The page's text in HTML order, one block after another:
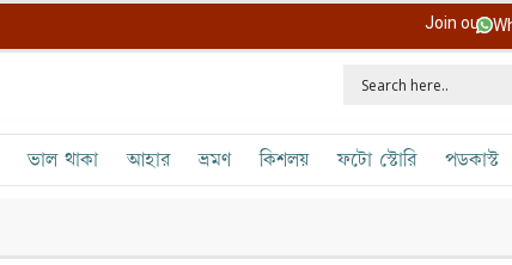
Join our
ভাল থাকা আহার ভ্রমণ কিশলয় ফটো স্টোরি পডকাস্ট